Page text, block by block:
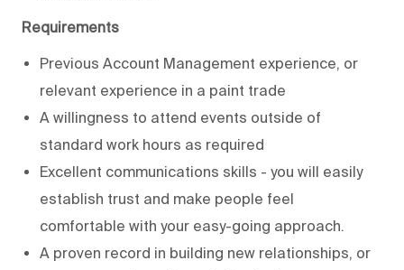
Requirements
Previous Account Management experience, or
relevant experience in a paint trade
A willingness to attend events outside of
standard work hours as required
Excellent communications skills - you will easily
establish trust and make people feel
comfortable with your easy-going approach.
A proven record in building new relationships, or